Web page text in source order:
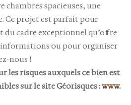
chambres spacieuses, une
Ce projet est parfait pour
cadre exceptionnel qu’offre
ou pour organiser
nous !
les risques auxquels ce bien est
sur le site Géorisques :www.